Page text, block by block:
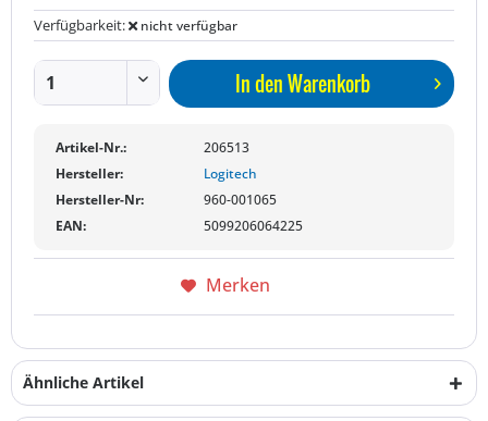
Verfügbarkeit:
nicht verfügbar
In denWarenkorb
Artikel-Nr.:
206513
Hersteller:
Logitech
Hersteller-Nr:
960-001065
EAN:
5099206064225
Merken
Ähnliche Artikel